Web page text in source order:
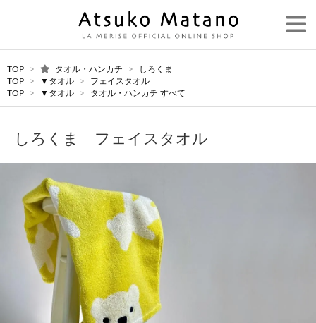
TOP > タオル・ハンカチ >
しろくま
TOP
> ▼タオル >
フェイスタオル
TOP
> ▼タオル > タオル・ハンカチ すべて
しろくま フェイスタオル